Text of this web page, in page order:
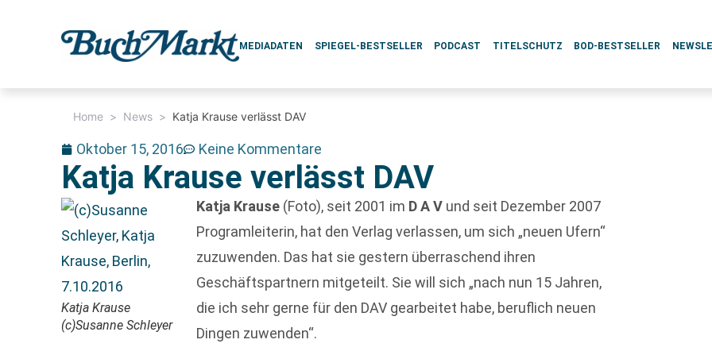
MEDIADATEN SPIEGEL-BESTSELLER PODCAST TITELSCHUTZ BOD-BESTSELLER
Home > News > Katja Krause verlässt DAV
Oktober 15, 2016 Keine Kommentare
Katja Krause verlässt DAV
Katja Krause
(c)Susanne Schleyer
Katja Krause (Foto), seit 2001 im D A V und seit Dezember 2007
Programleiterin, hat den Verlag verlassen, um sich „neuen Ufern“
zuzuwenden. Das hat sie gestern überraschend ihren
Geschäftspartnern mitgeteilt. Sie will sich „nach nun 15 Jahren,
die ich sehr gerne für den DAV gearbeitet habe, beruflich neuen
Dingen zuwenden“.